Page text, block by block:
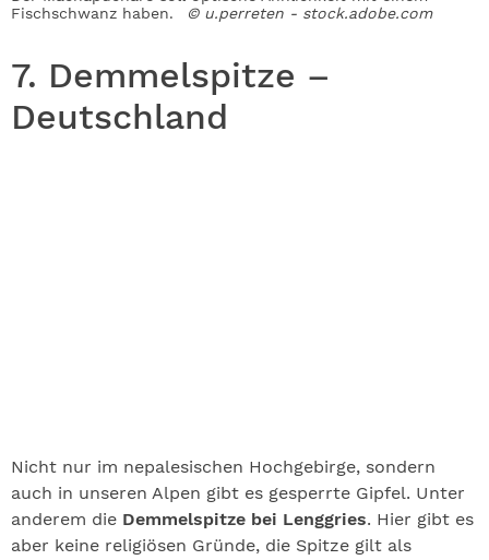
Fischschwanz haben.
© u.perreten - stock.adobe.com
7. Demmelspitze –
Deutschland
Nicht nur im nepalesischen Hochgebirge, sondern
auch in unseren Alpen gibt es gesperrte Gipfel. Unter
anderem die Demmelspitze bei Lenggries. Hier gibt es
aber keine religiösen Gründe, die Spitze gilt als